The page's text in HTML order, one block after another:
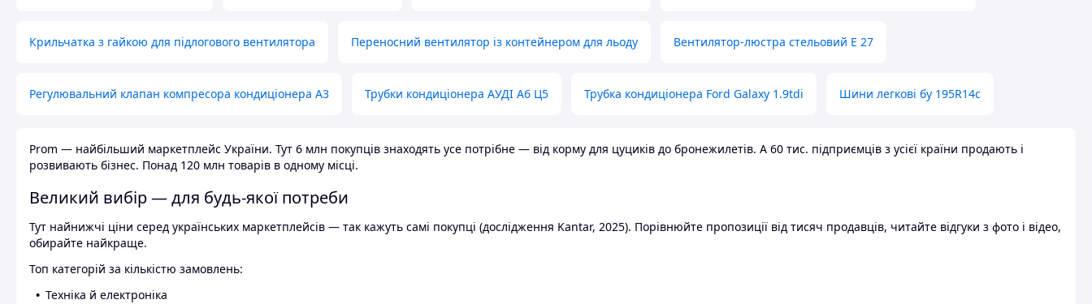
Крильчатка з гайкою для підлогового вентилятора Переносний вентилятор із контейнером для льоду Вентилятор-люстра стельовий E 27
Регулювальний клапан компресора кондиціонера А3 Трубки кондиціонера АУДІ А6 Ц5 Трубка кондиціонера Ford Galaxy 1.9tdi Шини легкові бу 195R14c
Prom — найбільший маркетплейс України. Тут 6 млн покупців знаходять усе потрібне — від корму для цуциків до бронежилетів. А 60 тис. підприємців з усієї країни продають і
розвивають бізнес. Понад 120 млн товарів в одному місці.
Великий вибір — для будь-якої потреби
Тут найнижчі ціни серед українських маркетплейсів — так кажуть самі покупці (дослідження Kantar, 2025). Порівнюйте пропозиції від тисяч продавців, читайте відгуки з фото і відео,
обирайте найкраще.
Топ категорій за кількістю замовлень:
Техніка й електроніка